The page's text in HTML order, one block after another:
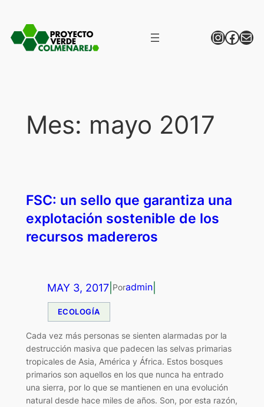
contenido
Mes: mayo 2017
FSC: un sello que garantiza una
explotación sostenible de los
recursos madereros
MAY 3, 2017| Poradmin|
ECOLOGÍA
Cada vez más personas se sienten alarmadas por la
destrucción masiva que padecen las selvas primarias
tropicales de Asia, América y África. Estos bosques
primarios son aquellos en los que nunca ha entrado
una sierra, por lo que se mantienen en una evolución
natural desde hace miles de años. Son, por esta razón,